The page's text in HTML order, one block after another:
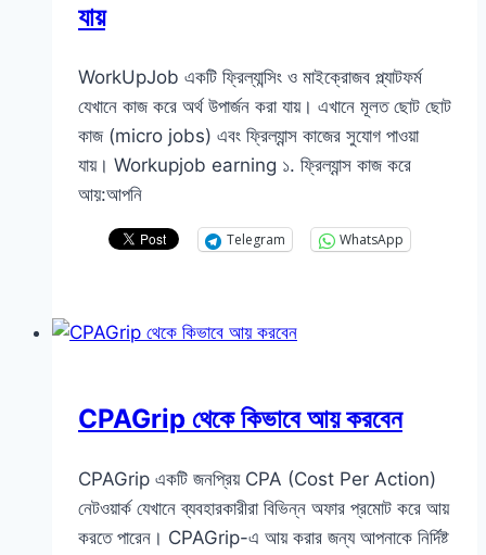
যায়
WorkUpJob একটি ফ্রিল্যান্সিং ও মাইক্রোজব প্ল্যাটফর্ম
যেখানে কাজ করে অর্থ উপার্জন করা যায়। এখানে মূলত ছোট ছোট
কাজ (micro jobs) এবং ফ্রিল্যান্স কাজের সুযোগ পাওয়া
যায়। Workupjob earning ১. ফ্রিল্যান্স কাজ করে
আয়:আপনি
Telegram WhatsApp
CPAGrip থেকে কিভাবে আয় করবেন
CPAGrip একটি জনপ্রিয় CPA (Cost Per Action)
নেটওয়ার্ক যেখানে ব্যবহারকারীরা বিভিন্ন অফার প্রমোট করে আয়
করতে পারেন। CPAGrip-এ আয় করার জন্য আপনাকে নির্দিষ্ট